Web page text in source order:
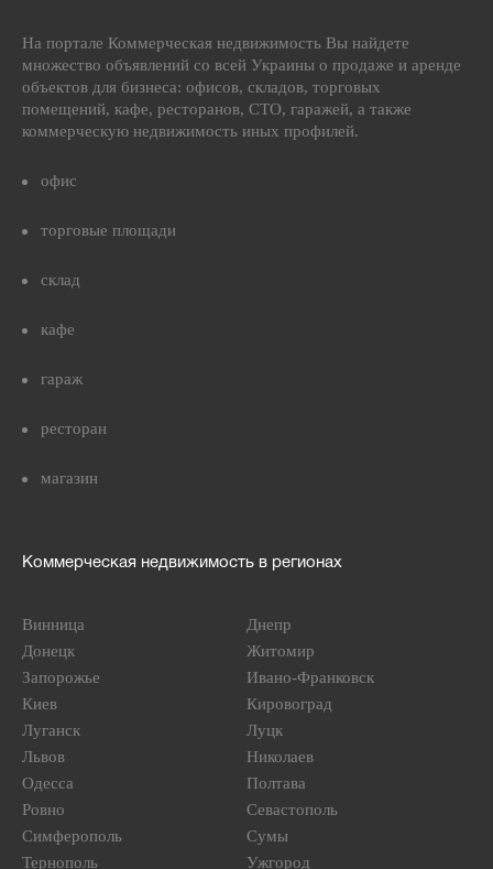
На портале Коммерческая недвижимость Вы найдете
множество объявлений со всей Украины о продаже и аренде
объектов для бизнеса: офисов, складов, торговых
помещений, кафе, ресторанов, СТО, гаражей, а также
коммерческую недвижимость иных профилей.
офис
торговые площади
склад
кафе
гараж
ресторан
магазин
Коммерческая недвижимость в регионах
Винница
Днепр
Донецк
Житомир
Запорожье
Ивано-Франковск
Киев
Кировоград
Луганск
Луцк
Львов
Николаев
Одесса
Полтава
Ровно
Севастополь
Симферополь
Сумы
Тернополь
Ужгород